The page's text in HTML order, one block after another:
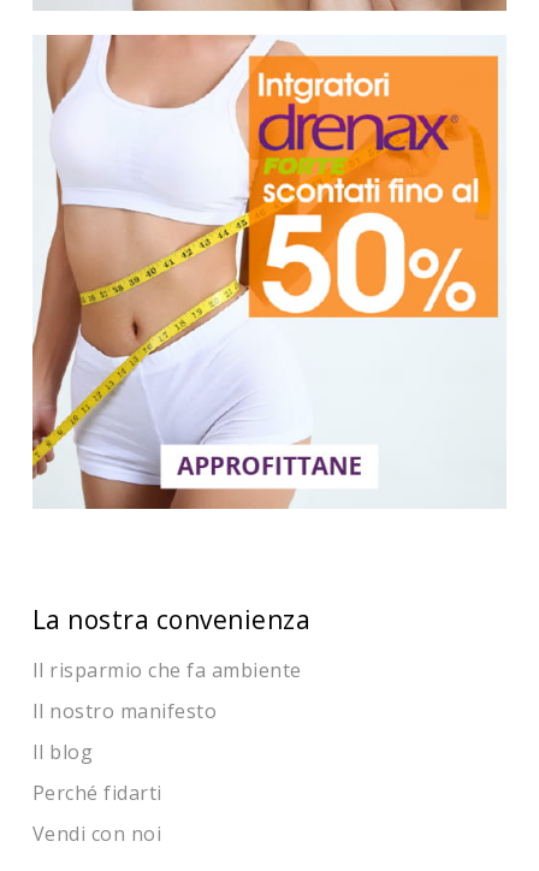
La nostra convenienza
Il risparmio che fa ambiente
Il nostro manifesto
Il blog
Perché fidarti
Vendi con noi